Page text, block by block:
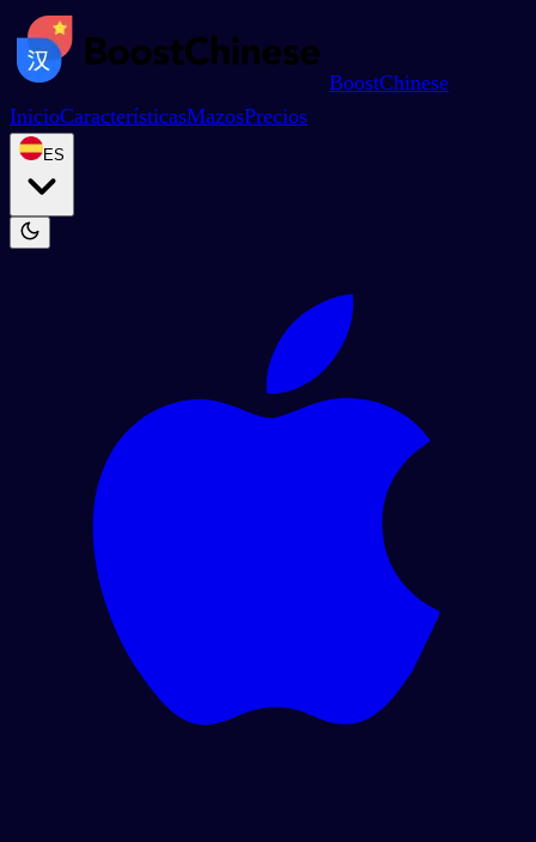
BoostChinese
InicioCaracterísticasMazosPrecios
ES